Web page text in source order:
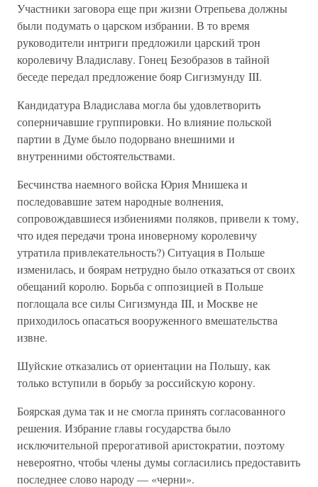
Участники заговора еще при жизни Отрепьева должны
были подумать о царском избрании. В то время
руководители интриги предложили царский трон
королевичу Владиславу. Гонец Безобразов в тайной
беседе передал предложение бояр Сигизмунду III.
Кандидатура Владислава могла бы удовлетворить
соперничавшие группировки. Но влияние польской
партии в Думе было подорвано внешними и
внутренними обстоятельствами.
Бесчинства наемного войска Юрия Мнишека и
последовавшие затем народные волнения,
сопровождавшиеся избиениями поляков, привели к тому,
что идея передачи трона иноверному королевичу
утратила привлекательность?) Ситуация в Польше
изменилась, и боярам нетрудно было отказаться от своих
обещаний королю. Борьба с оппозицией в Польше
поглощала все силы Сигизмунда III, и Москве не
приходилось опасаться вооруженного вмешательства
извне.
Шуйские отказались от ориентации на Польшу, как
только вступили в борьбу за российскую корону.
Боярская дума так и не смогла принять согласованного
решения. Избрание главы государства было
исключительной прерогативой аристократии, поэтому
невероятно, чтобы члены думы согласились предоставить
последнее слово народу — «черни».